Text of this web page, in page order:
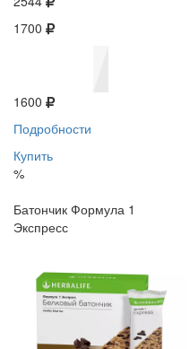
1700
1600
Подробности
Купить
%
Батончик Формула 1
Экспресс